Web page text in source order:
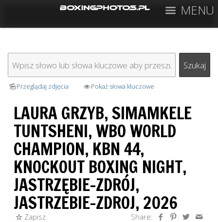
MENU
Przeglądaj zdjęcia Pokaż słowa kluczowe
LAURA GRZYB, SIMAMKELE
TUNTSHENI, WBO WORLD
CHAMPION, KBN 44,
KNOCKOUT BOXING NIGHT,
JASTRZĘBIE-ZDRÓJ,
JASTRZEBIE-ZDROJ, 2026
Zapisz Share: